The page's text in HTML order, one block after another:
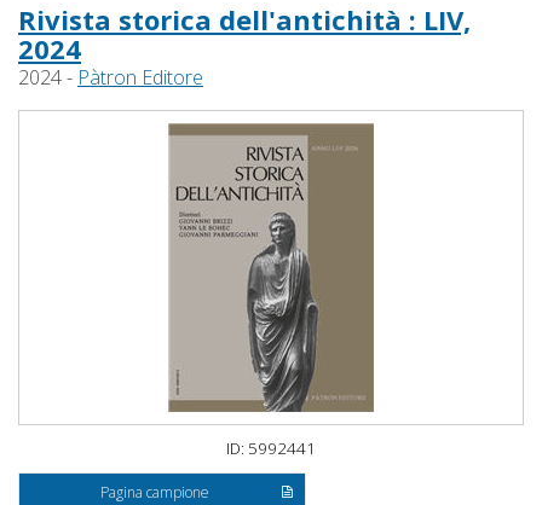
Rivista storica dell'antichità : LIV,
2024
2024 - Pàtron Editore
ID: 5992441
Pagina campione